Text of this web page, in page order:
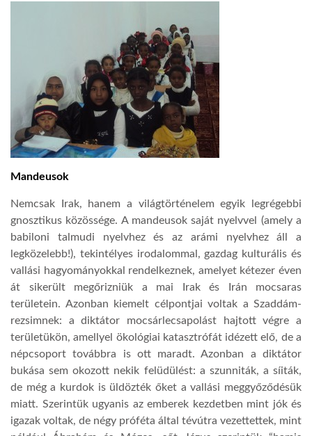
Mandeusok
Nemcsak Irak, hanem a világtörténelem egyik legrégebbi
gnosztikus közössége. A mandeusok saját nyelvvel (amely a
babiloni talmudi nyelvhez és az arámi nyelvhez áll a
legközelebb!), tekintélyes irodalommal, gazdag kulturális és
vallási hagyományokkal rendelkeznek, amelyet kétezer éven
át sikerült megőrizniük a mai Irak és Irán mocsaras
területein. Azonban kiemelt célpontjai voltak a Szaddám-
rezsimnek: a diktátor mocsárlecsapolást hajtott végre a
területükön, amellyel ökológiai katasztrófát idézett elő, de a
népcsoport továbbra is ott maradt. Azonban a diktátor
bukása sem okozott nekik felüdülést: a szunniták, a síiták,
de még a kurdok is üldözték őket a vallási meggyőződésük
miatt. Szerintük ugyanis az emberek kezdetben mint jók és
igazak voltak, de négy próféta által tévútra vezettettek, mint